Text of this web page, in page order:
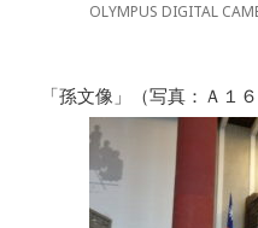
OLYMPUS DIGITAL
「孫文像」（写真：Ａ１６